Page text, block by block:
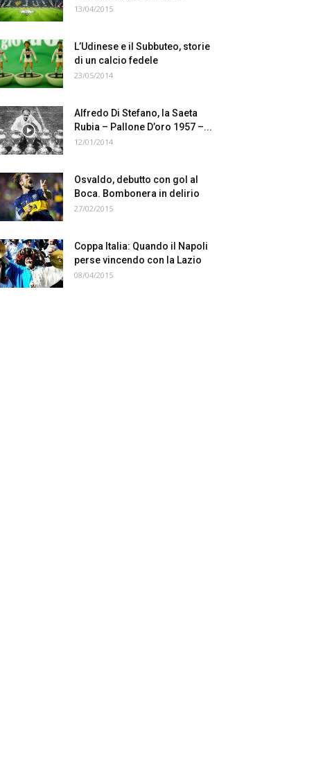
13/04/2015
L’Udinese e il Subbuteo, storie
di un calcio fedele
23/05/2014
Alfredo Di Stefano, la Saeta
Rubia – Pallone D’oro 1957 –...
12/01/2014
Osvaldo, debutto con gol al
Boca. Bombonera in delirio
27/02/2015
Coppa Italia: Quando il Napoli
perse vincendo con la Lazio
08/04/2015